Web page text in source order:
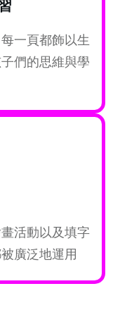
一頁都飾以生
們的思維與學
活動以及填字
廣泛地運用